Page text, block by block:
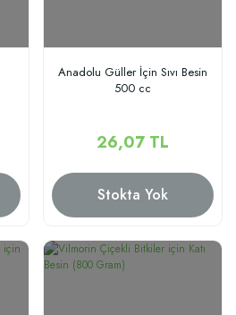
Anadolu Güller İçin Sıvı Besin
500 cc
26,07 TL
Stokta Yok